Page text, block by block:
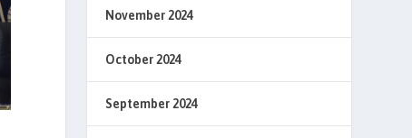
November 2024
October 2024
September 2024